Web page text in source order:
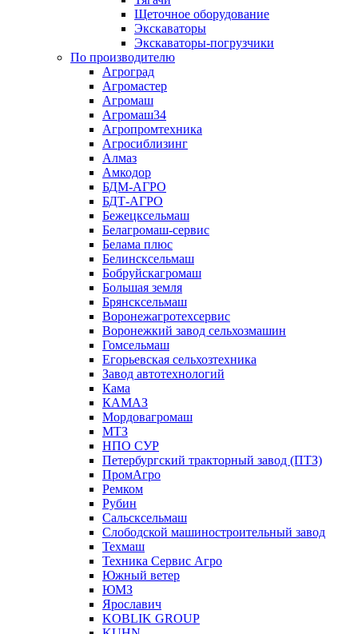
Щеточное оборудование
Экскаваторы
Экскаваторы-погрузчики
По производителю
Агроград
Агромастер
Агромаш
Агромаш34
Агропромтехника
Агросиблизинг
Алмаз
Амкодор
БДМ-АГРО
БДТ-АГРО
Бежецксельмаш
Белагромаш-сервис
Белама плюс
Белинсксельмаш
Бобруйскагромаш
Большая земля
Брянсксельмаш
Воронежагротехсервис
Воронежкий завод сельхозмашин
Гомсельмаш
Егорьевская сельхозтехника
Завод автотехнологий
Кама
КАМАЗ
Мордовагромаш
МТЗ
НПО СУР
Петербургский тракторный завод (ПТЗ)
ПромАгро
Ремком
Рубин
Сальскcельмаш
Слободской машиностроительный завод
Техмаш
Техника Сервис Агро
Южный ветер
ЮМЗ
Ярославич
KOBLIK GROUP